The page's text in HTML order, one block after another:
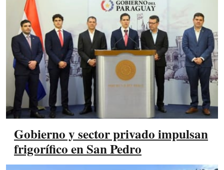
Gobierno y sector privado impulsan
frigorífico en San Pedro